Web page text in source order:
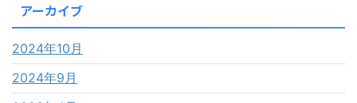
アーカイブ
2024年10月
2024年9月